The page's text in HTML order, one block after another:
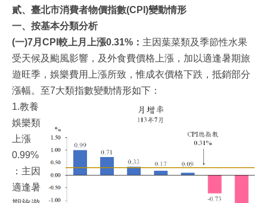
貳、 臺北市消費者物價指數(CPI)變動情形
一、按基本分類分析
(一)7月CPI較上月上漲0.31%： 主因葉菜類及季節性水果
受天候及颱風影響，及外食費價格上漲，加以適逢暑期旅
遊旺季，娛樂費用上漲所致，惟成衣價格下跌，抵銷部分
漲幅。至7大類指數變動情形如下：
1.教養
娛樂類
上漲
0.99%
：主因
適逢暑